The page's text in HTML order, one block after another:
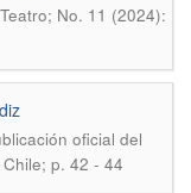
Teatro; No. 11 (2024):
oficial del
p. 42 - 44